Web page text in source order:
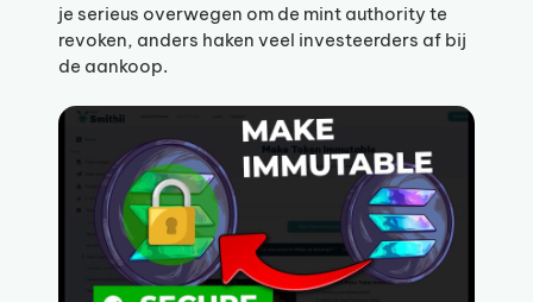
je serieus overwegen om de mint authority te
revoken, anders haken veel investeerders af bij
de aankoop.